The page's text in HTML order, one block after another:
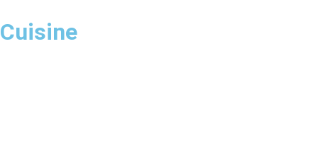
Cuisine